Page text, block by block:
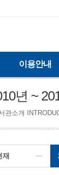
이용안내
년 ~
관소개